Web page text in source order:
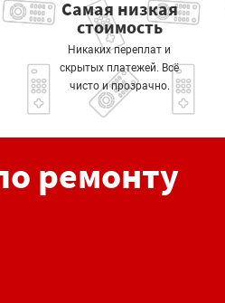
Самая низкая
стоимость
Никаких переплат и
скрытых платежей. Всё
чисто и прозрачно.
ремонту